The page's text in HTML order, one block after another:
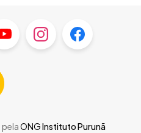
pelaONGInstituto Purunã